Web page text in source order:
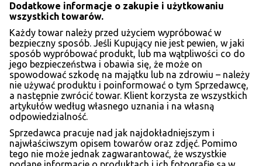
Dodatkowe informacje o zakupie i użytkowaniu
wszystkich towarów.
Każdy towar należy przed użyciem wypróbować w
bezpieczny sposób. Jeśli Kupujący nie jest pewien, w jaki
sposób wypróbować produkt, lub ma wątpliwości co do
jego bezpieczeństwa i obawia się, że może on
spowodować szkodę na majątku lub na zdrowiu – należy
nie używać produktu i poinformować o tym Sprzedawcę,
a następnie zwrócić towar. Klient korzysta ze wszystkich
artykułów według własnego uznania i na własną
odpowiedzialność.
Sprzedawca pracuje nad jak najdokładniejszym i
najwłaściwszym opisem towarów oraz zdjęć. Pomimo
tego nie może jednak zagwarantować, że wszystkie